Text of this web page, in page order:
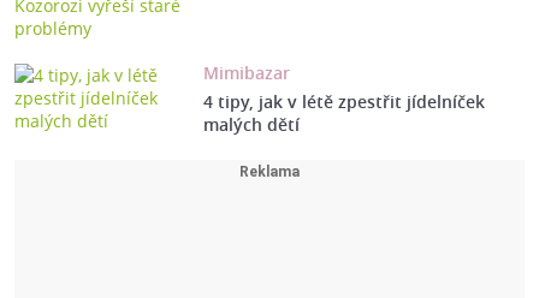
Mimibazar
4 tipy, jak v létě zpestřit jídelníček
malých dětí